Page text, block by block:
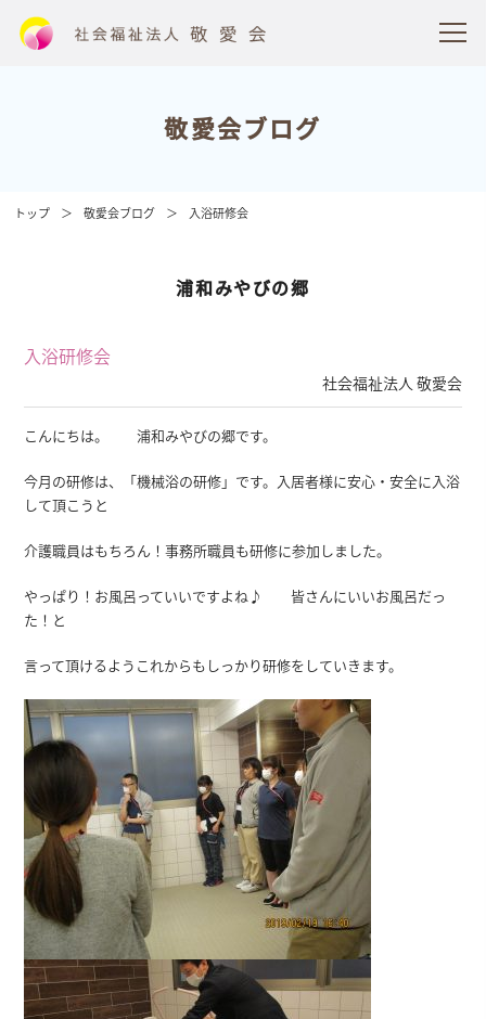
敬愛会ブログ
トップ 敬愛会ブログ 入浴研修会
浦和みやびの郷
入浴研修会
社会福祉法人 敬愛会
こんにちは。 浦和みやびの郷です。
今月の研修は、「機械浴の研修」です。入居者様に安心・安全に入浴
して頂こうと
介護職員はもちろん！事務所職員も研修に参加しました。
やっぱり！お風呂っていいですよね♪ 皆さんにいいお風呂だっ
た！と
言って頂けるようこれからもしっかり研修をしていきます。